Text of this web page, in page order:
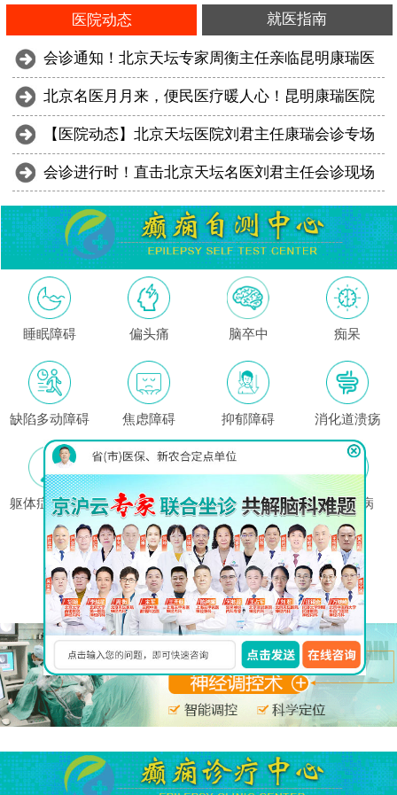
医院动态 就医指南
会诊通知！北京天坛专家周衡主任亲临昆明康瑞医
北京名医月月来，便民医疗暖人心！昆明康瑞医院
【医院动态】北京天坛医院刘君主任康瑞会诊专场
会诊进行时！直击北京天坛名医刘君主任会诊现场
睡眠障碍 偏头痛 脑卒中 痴呆
缺陷多动障碍 焦虑障碍 抑郁障碍 消化道溃疡
躯体症状障碍 高血压 哮喘 心脏疾病
这里没有我的问题?
在线免费咨询